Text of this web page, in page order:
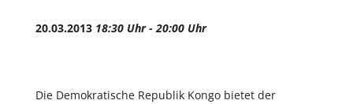
20.03.2013 18:30 Uhr - 20:00 Uhr
Die Demokratische Republik Kongo bietet der